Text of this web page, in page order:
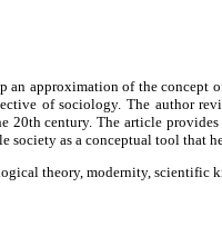
an approximation of the
of sociology. The author
20th century. The article
as a conceptual tool that
theory, modernity, scientific